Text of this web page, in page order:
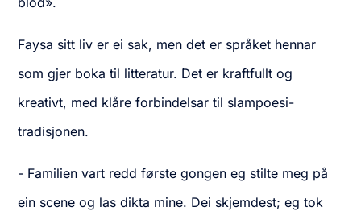
Faysa sitt liv er ei sak, men det er språket hennar
som gjer boka til litteratur. Det er kraftfullt og
kreativt, med klåre forbindelsar til slampoesi-
tradisjonen.
- Familien vart redd første gongen eg stilte meg på
ein scene og las dikta mine. Dei skjemdest; eg tok